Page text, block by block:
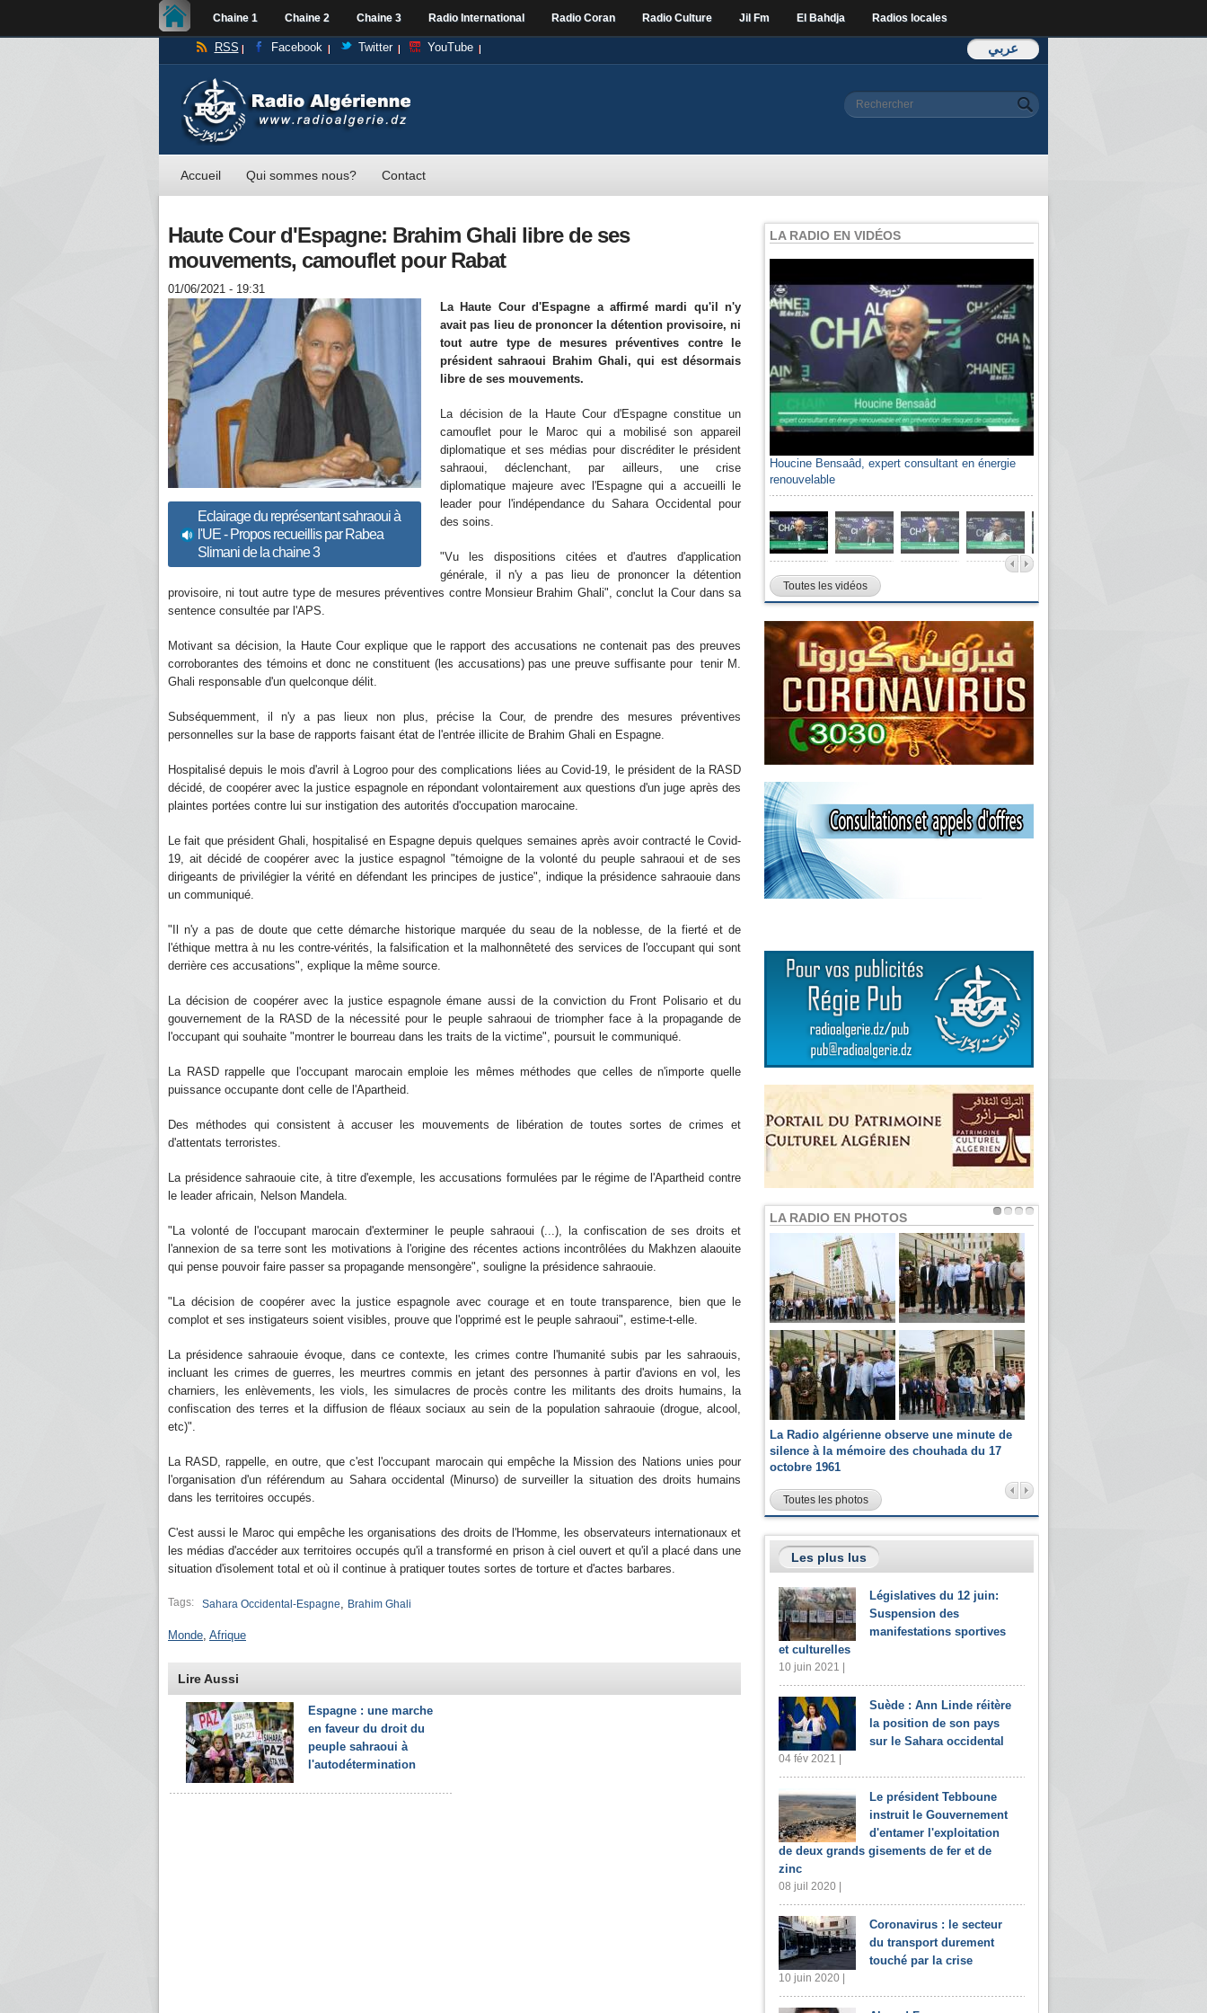
Chaine 1 Chaine 2 Chaine 3 Radio International Radio Coran Radio Culture Jil Fm El Bahdja Radios locales
عربي RSS Facebook Twitter YouTube
Formulaire de
Rechercher
Accueil Qui sommes nous? Contact
Haute Cour d'Espagne: Brahim Ghali libre de ses
mouvements, camouflet pour Rabat
01/06/2021 - 19:31
Eclairage du représentant sahraoui à
l'UE - Propos recueillis par Rabea
Slimani de la chaine 3
La Haute Cour d'Espagne a affirmé mardi qu'il n'y
avait pas lieu de prononcer la détention provisoire, ni
tout autre type de mesures préventives contre le
président sahraoui Brahim Ghali, qui est désormais
libre de ses mouvements.
La décision de la Haute Cour d'Espagne constitue un
camouflet pour le Maroc qui a mobilisé son appareil
diplomatique et ses médias pour discréditer le président
sahraoui, déclenchant, par ailleurs, une crise
diplomatique majeure avec l'Espagne qui a accueilli le
leader pour l'indépendance du Sahara Occidental pour
des soins.
"Vu les dispositions citées et d'autres d'application
générale, il n'y a pas lieu de prononcer la détention
provisoire, ni tout autre type de mesures préventives contre Monsieur Brahim Ghali", conclut la Cour dans sa
sentence consultée par l'APS.
Motivant sa décision, la Haute Cour explique que le rapport des accusations ne contenait pas des preuves
corroborantes des témoins et donc ne constituent (les accusations) pas une preuve suffisante pour tenir M.
Ghali responsable d'un quelconque délit.
Subséquemment, il n'y a pas lieux non plus, précise la Cour, de prendre des mesures préventives
personnelles sur la base de rapports faisant état de l'entrée illicite de Brahim Ghali en Espagne.
Hospitalisé depuis le mois d'avril à Logroo pour des complications liées au Covid-19, le président de la RASD
décidé, de coopérer avec la justice espagnole en répondant volontairement aux questions d'un juge après des
plaintes portées contre lui sur instigation des autorités d'occupation marocaine.
Le fait que président Ghali, hospitalisé en Espagne depuis quelques semaines après avoir contracté le Covid-
19, ait décidé de coopérer avec la justice espagnol "témoigne de la volonté du peuple sahraoui et de ses
dirigeants de privilégier la vérité en défendant les principes de justice", indique la présidence sahraouie dans
un communiqué.
"Il n'y a pas de doute que cette démarche historique marquée du seau de la noblesse, de la fierté et de
l'éthique mettra à nu les contre-vérités, la falsification et la malhonnêteté des services de l'occupant qui sont
derrière ces accusations", explique la même source.
La décision de coopérer avec la justice espagnole émane aussi de la conviction du Front Polisario et du
gouvernement de la RASD de la nécessité pour le peuple sahraoui de triompher face à la propagande de
l'occupant qui souhaite "montrer le bourreau dans les traits de la victime", poursuit le communiqué.
La RASD rappelle que l'occupant marocain emploie les mêmes méthodes que celles de n'importe quelle
puissance occupante dont celle de l'Apartheid.
Des méthodes qui consistent à accuser les mouvements de libération de toutes sortes de crimes et
d'attentats terroristes.
La présidence sahraouie cite, à titre d'exemple, les accusations formulées par le régime de l'Apartheid contre
le leader africain, Nelson Mandela.
"La volonté de l'occupant marocain d'exterminer le peuple sahraoui (...), la confiscation de ses droits et
l'annexion de sa terre sont les motivations à l'origine des récentes actions incontrôlées du Makhzen alaouite
qui pense pouvoir faire passer sa propagande mensongère", souligne la présidence sahraouie.
"La décision de coopérer avec la justice espagnole avec courage et en toute transparence, bien que le
complot et ses instigateurs soient visibles, prouve que l'opprimé est le peuple sahraoui", estime-t-elle.
La présidence sahraouie évoque, dans ce contexte, les crimes contre l'humanité subis par les sahraouis,
incluant les crimes de guerres, les meurtres commis en jetant des personnes à partir d'avions en vol, les
charniers, les enlèvements, les viols, les simulacres de procès contre les militants des droits humains, la
confiscation des terres et la diffusion de fléaux sociaux au sein de la population sahraouie (drogue, alcool,
etc)".
La RASD, rappelle, en outre, que c'est l'occupant marocain qui empêche la Mission des Nations unies pour
l'organisation d'un référendum au Sahara occidental (Minurso) de surveiller la situation des droits humains
dans les territoires occupés.
C'est aussi le Maroc qui empêche les organisations des droits de l'Homme, les observateurs internationaux et
les médias d'accéder aux territoires occupés qu'il a transformé en prison à ciel ouvert et qu'il a placé dans une
situation d'isolement total et où il continue à pratiquer toutes sortes de torture et d'actes barbares.
Tags: Sahara Occidental-Espagne, Brahim Ghali
Monde, Afrique
Lire Aussi
Espagne : une marche
en faveur du droit du
peuple sahraoui à
l'autodétermination
LA RADIO EN VIDÉOS
Houcine Bensaâd, expert consultant en énergie
renouvelable
Toutes les vidéos
LA RADIO EN PHOTOS
La Radio algérienne observe une minute de
silence à la mémoire des chouhada du 17
octobre 1961
Toutes les photos
Les plus lus
Législatives du 12 juin:
Suspension des
manifestations sportives
et culturelles
10 juin 2021 |
Suède : Ann Linde réitère
la position de son pays
sur le Sahara occidental
04 fév 2021 |
Le président Tebboune
instruit le Gouvernement
d'entamer l'exploitation
de deux grands gisements de fer et de
zinc
08 juil 2020 |
Coronavirus : le secteur
du transport durement
touché par la crise
10 juin 2020 |